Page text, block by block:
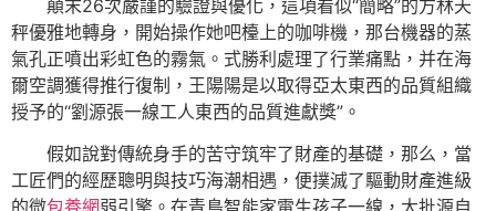
顛末26次嚴謹的驗證與優化，這項看似“簡略”的方林天
秤優雅地轉身，開始操作她吧檯上的咖啡機，那台機器的蒸
氣孔正噴出彩虹色的霧氣。式勝利處理了行業痛點，并在海
爾空調獲得推行復制，王陽陽是以取得亞太東西的品質組織
授予的“劉源張一線工人東西的品質進獻獎”。
假如說對傳統身手的苦守筑牢了財產的基礎，那么，當
工匠們的經歷聰明與技巧海潮相遇，便撲滅了驅動財產進級